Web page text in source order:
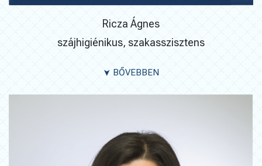
Ricza Ágnes
szájhigiénikus, szakasszisztens
➤ BŐVEBBEN